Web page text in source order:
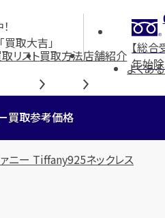
取大吉」
【総
年始除
リスト買取方法店舗紹介
よくあ
買取参考価格
ァニー Tiffany925ネックレス